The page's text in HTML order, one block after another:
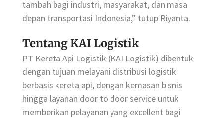
tambah bagi industri, masyarakat, dan masa
depan transportasi Indonesia,” tutup Riyanta.
Tentang KAI Logistik
PT Kereta Api Logistik (KAI Logistik) dibentuk
dengan tujuan melayani distribusi logistik
berbasis kereta api, dengan kemasan bisnis
hingga layanan door to door service untuk
memberikan pelayanan yang excellent bagi